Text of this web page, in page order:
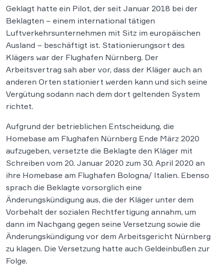
Geklagt hatte ein Pilot, der seit Januar 2018 bei der
Beklagten – einem international tätigen
Luftverkehrsunternehmen mit Sitz im europäischen
Ausland – beschäftigt ist. Stationierungsort des
Klägers war der Flughafen Nürnberg. Der
Arbeitsvertrag sah aber vor, dass der Kläger auch an
anderen Orten stationiert werden kann und sich seine
Vergütung sodann nach dem dort geltenden System
richtet.
Aufgrund der betrieblichen Entscheidung, die
Homebase am Flughafen Nürnberg Ende März 2020
aufzugeben, versetzte die Beklagte den Kläger mit
Schreiben vom 20. Januar 2020 zum 30. April 2020 an
ihre Homebase am Flughafen Bologna/ Italien. Ebenso
sprach die Beklagte vorsorglich eine
Änderungskündigung aus, die der Kläger unter dem
Vorbehalt der sozialen Rechtfertigung annahm, um
dann im Nachgang gegen seine Versetzung sowie die
Änderungskündigung vor dem Arbeitsgericht Nürnberg
zu klagen. Die Versetzung hatte auch Geldeinbußen zur
Folge.